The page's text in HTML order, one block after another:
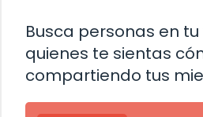
Busca personas en
quienes te sientas
compartiendo tus